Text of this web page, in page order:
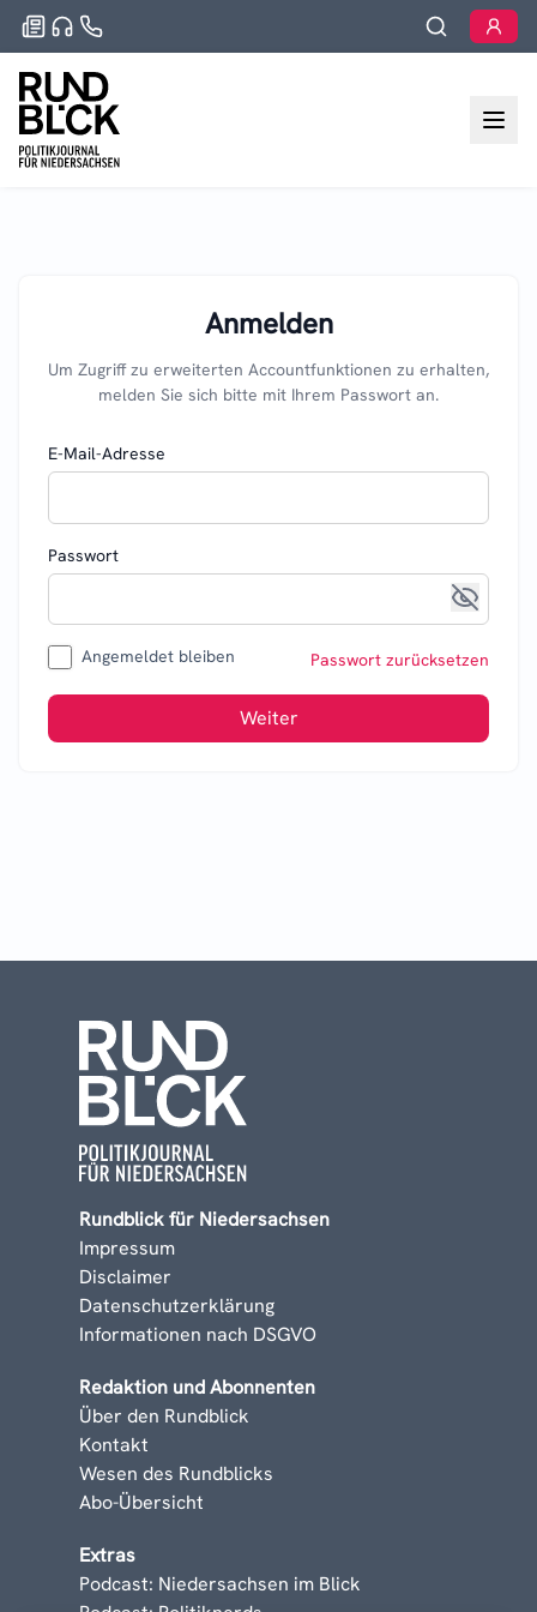
Anmelden
Um Zugriff zu erweiterten Accountfunktionen zu erhalten,
melden Sie sich bitte mit Ihrem Passwort an.
E-Mail-Adresse
Passwort
Angemeldet bleiben Passwort zurücksetzen
Weiter
Rundblick für Niedersachsen
Impressum
Disclaimer
Datenschutzerklärung
Informationen nach DSGVO
Redaktion und Abonnenten
Über den Rundblick
Kontakt
Wesen des Rundblicks
Abo-Übersicht
Extras
Podcast: Niedersachsen im Blick